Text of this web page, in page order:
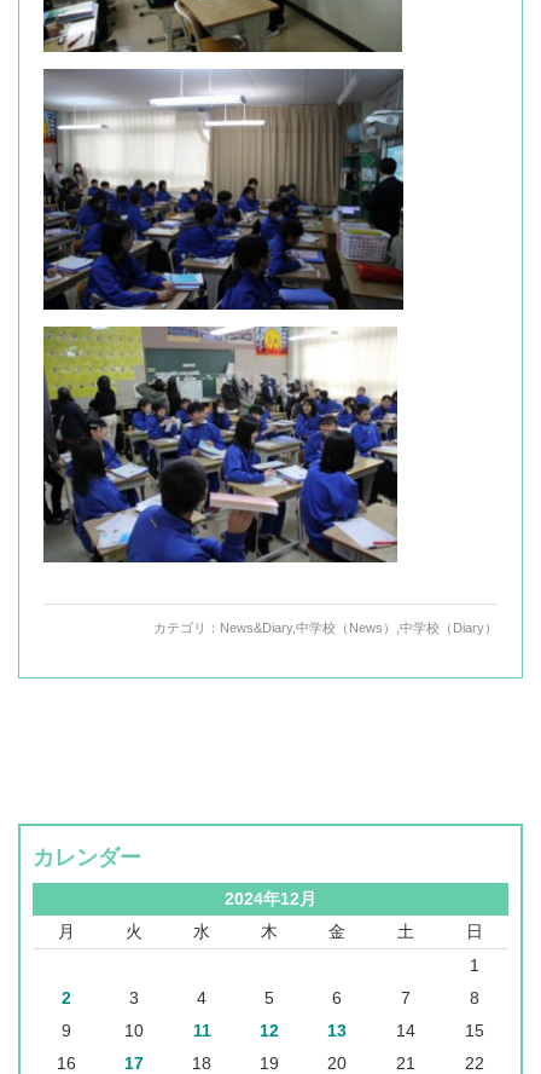
カテゴリ： News&Diary,中学校（News） 中学校（Diary）
カレンダー
2024年12月
月
火 水 木 金 土 日
1
2
3 4 5 6 7
8
9
10 11 12 13 14
15
16
17 18 19 20 21
22